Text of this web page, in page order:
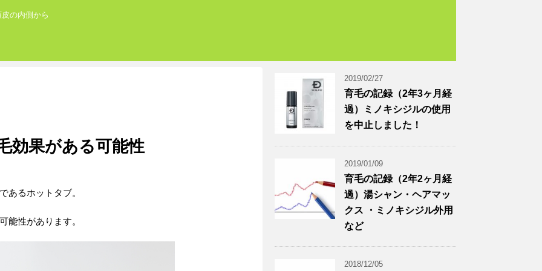
の内側から
効果がある可能性
あるホットタブ。
能性があります。
2019/02/27
育毛の記録（2年3ヶ月経
過）ミノキシジルの使用
を中止しました！
2019/01/09
育毛の記録（2年2ヶ月経
過）湯シャン・ヘアマッ
クス ・ミノキシジル外用
など
2018/12/05